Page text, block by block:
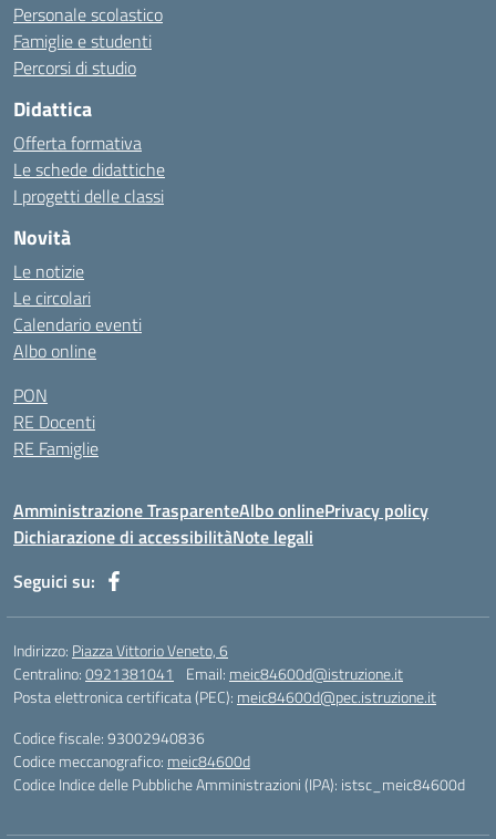
Personale scolastico
Famiglie e studenti
Percorsi di studio
Didattica
Offerta formativa
Le schede didattiche
I progetti delle classi
Novità
Le notizie
Le circolari
Calendario eventi
Albo online
PON
RE Docenti
RE Famiglie
Amministrazione TrasparenteAlbo onlinePrivacy policy
Dichiarazione di accessibilitàNote legali
Seguici su:
Indirizzo: Piazza Vittorio Veneto, 6
Centralino:0921381041 Email: meic84600d@istruzione.it
Posta elettronica certificata (PEC): meic84600d@pec.istruzione.it
Codice fiscale: 93002940836
Codice meccanografico: meic84600d
Codice Indice delle Pubbliche Amministrazioni (IPA): istsc_meic84600d